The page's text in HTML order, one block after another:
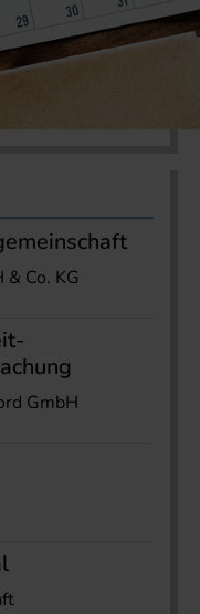
Co. KG
GmbH